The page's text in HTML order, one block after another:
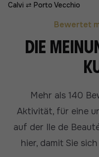
Calvi ⇄ Porto Vecchio
Bewertet
Die
Mehr als 140
Aktivität, für eine
auf der Ile de
hier, damit Sie